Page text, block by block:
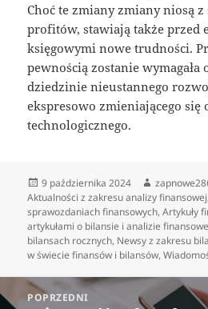
Choć te zmiany zmiany niosą z
profitów, stawiają także przed
księgowymi nowe trudności.
pewnością zostanie
dziedzinie nieustannego
ekspresowo zmieniającego się
technologicznego.
Data
publikacji
9 października 2024 Autor
Aktualności z zakresu analizy finansowej
sprawozdaniach finansowych,Artykuły
artykułami o bilansie i analizie
bilansach rocznych, Newsy z zakresu
w świecie finansów i bilansów,
Nawigacja
wpisuPOPRZEDNI